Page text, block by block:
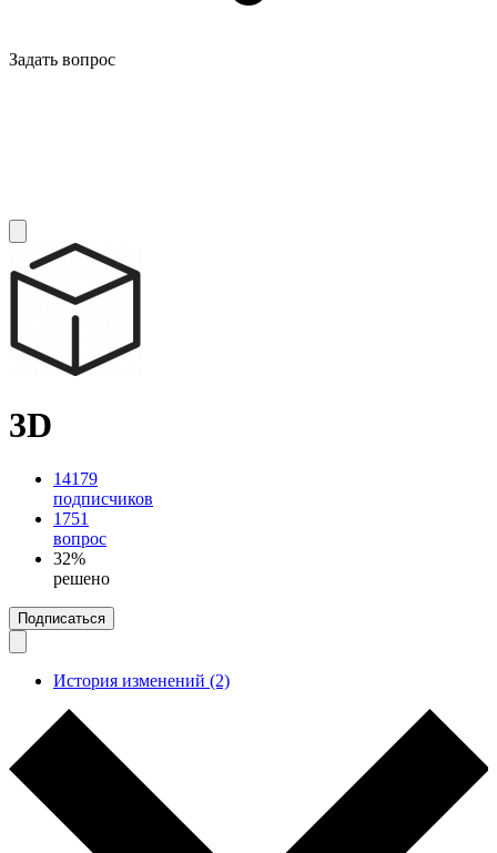
Задать вопрос
3D
14179
подписчиков
1751
вопрос
32%
решено
Подписаться
История изменений (2)